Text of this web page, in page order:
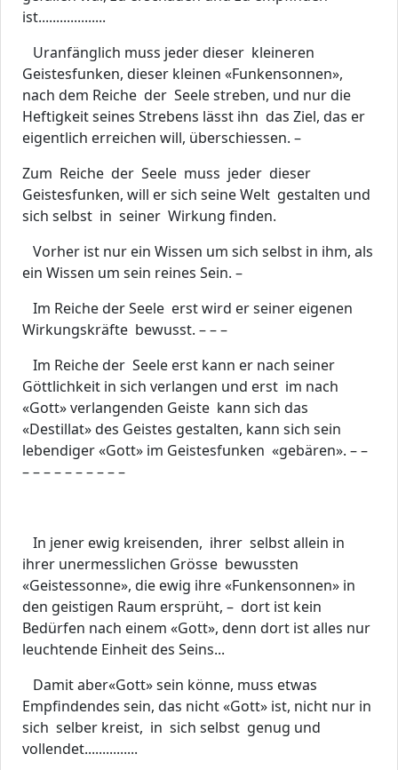
ist...................
Uranfänglich muss jeder dieser kleineren
Geistesfunken, dieser kleinen «Funkensonnen»,
nach dem Reiche der Seele streben, und nur die
Heftigkeit seines Strebens lässt ihn das Ziel, das er
eigentlich erreichen will, überschiessen. –
Zum Reiche der Seele muss jeder dieser
Geistesfunken, will er sich seine Welt gestalten und
sich selbst in seiner Wirkung finden.
Vorher ist nur ein Wissen um sich selbst in ihm, als
ein Wissen um sein reines Sein. –
Im Reiche der Seele erst wird er seiner eigenen
Wirkungskräfte bewusst. – – –
Im Reiche der Seele erst kann er nach seiner
Göttlichkeit in sich verlangen und erst im nach
«Gott» verlangenden Geiste kann sich das
«Destillat» des Geistes gestalten, kann sich sein
lebendiger «Gott» im Geistesfunken «gebären». – –
– – – – – – – – – –
In jener ewig kreisenden, ihrer selbst allein in
ihrer unermesslichen Grösse bewussten
«Geistessonne», die ewig ihre «Funkensonnen» in
den geistigen Raum ersprüht, – dort ist kein
Bedürfen nach einem «Gott», denn dort ist alles nur
leuchtende Einheit des Seins...
Damit aber«Gott» sein könne, muss etwas
Empfindendes sein, das nicht «Gott» ist, nicht nur in
sich selber kreist, in sich selbst genug und
vollendet...............